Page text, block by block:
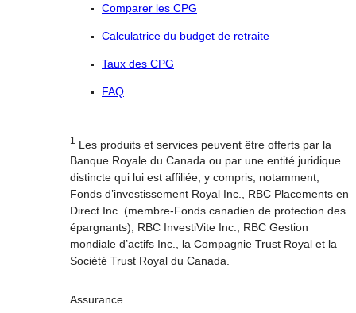
Comparer les CPG
Calculatrice du budget de retraite
Taux des CPG
FAQ
1
Les produits et services peuvent être offerts par la
Banque Royale du Canada ou par une entité juridique
distincte qui lui est affiliée, y compris, notamment,
Fonds d’investissement Royal Inc., RBC Placements en
Direct Inc. (membre-Fonds canadien de protection des
épargnants), RBC InvestiVite Inc., RBC Gestion
mondiale d’actifs Inc., la Compagnie Trust Royal et la
Société Trust Royal du Canada.
Assurance